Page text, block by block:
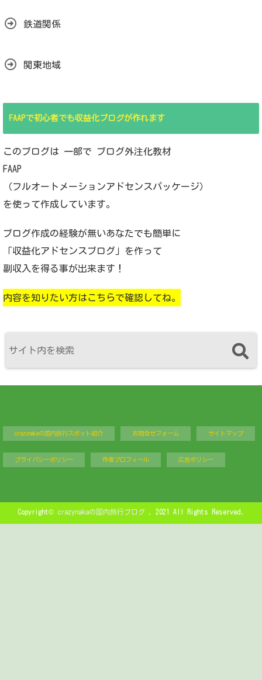
鉄道関係
関東地域
FAAPで初心者でも収益化ブログが作れます
このブログは 一部で ブログ外注化教材
FAAP
（フルオートメーションアドセンスパッケージ）
を使って作成しています。
ブログ作成の経験が無いあなたでも簡単に
「収益化アドセンスブログ」を作って
副収入を得る事が出来ます！
内容を知りたい方はこちらで確認してね。
crazynakaの国内旅行スポット紹介 お問合せフォーム サイトマップ
プライバシーポリシー 作者プロフィール 広告ポリシー
Copyright© crazynakaの国内旅行ブログ , 2021 All Rights Reserved.